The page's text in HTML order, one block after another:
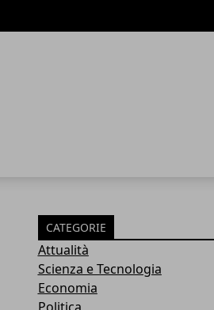
CATEGORIE
Attualità
Scienza e Tecnologia
Economia